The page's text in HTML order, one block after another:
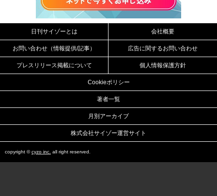
日刊サイゾーとは 会社概要
お問い合わせ（情報提供/記事） 広告に関するお問い合わせ
プレスリリース掲載について 個人情報保護方針
Cookieポリシー
著者一覧
月別アーカイブ
株式会社サイゾー運営サイト
copyright ©cyzo inc. all right reserved.